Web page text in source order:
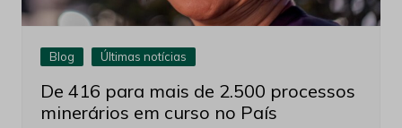
Blog Últimas notícias
De 416 para mais de 2.500 processos
minerários em curso no País